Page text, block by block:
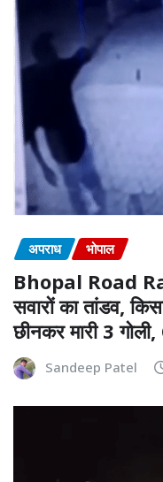
अपराध भोपाल
Bhopal Road
सवारों का तांडव,
छीनकर मारी 3
Sandeep Patel